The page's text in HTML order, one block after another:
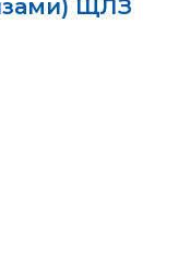
ЩЛЗ